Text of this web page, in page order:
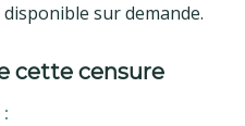
sur demande.
cette censure